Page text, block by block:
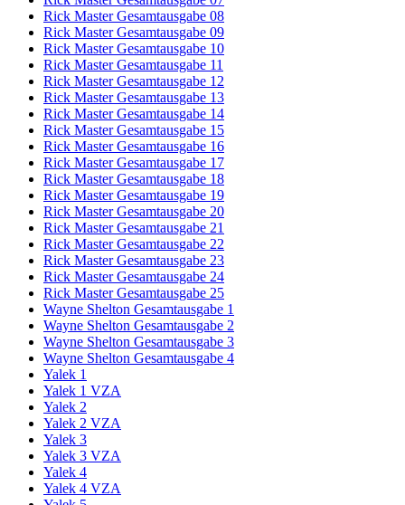
Rick Master Gesamtausgabe 08
Rick Master Gesamtausgabe 09
Rick Master Gesamtausgabe 10
Rick Master Gesamtausgabe 11
Rick Master Gesamtausgabe 12
Rick Master Gesamtausgabe 13
Rick Master Gesamtausgabe 14
Rick Master Gesamtausgabe 15
Rick Master Gesamtausgabe 16
Rick Master Gesamtausgabe 17
Rick Master Gesamtausgabe 18
Rick Master Gesamtausgabe 19
Rick Master Gesamtausgabe 20
Rick Master Gesamtausgabe 21
Rick Master Gesamtausgabe 22
Rick Master Gesamtausgabe 23
Rick Master Gesamtausgabe 24
Rick Master Gesamtausgabe 25
Wayne Shelton Gesamtausgabe 1
Wayne Shelton Gesamtausgabe 2
Wayne Shelton Gesamtausgabe 3
Wayne Shelton Gesamtausgabe 4
Yalek 1
Yalek 1 VZA
Yalek 2
Yalek 2 VZA
Yalek 3
Yalek 3 VZA
Yalek 4
Yalek 4 VZA